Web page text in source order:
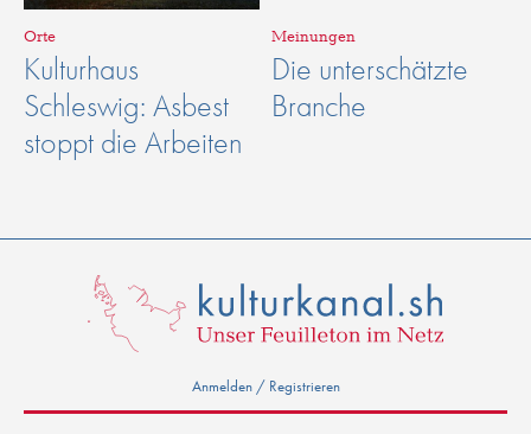
Orte
Kulturhaus
Schleswig: Asbest
stoppt die Arbeiten
Meinungen
Die unterschätzte
Branche
Anmelden / Registrieren